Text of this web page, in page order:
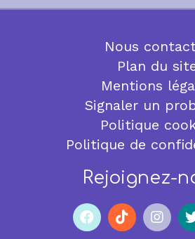
Nous
Plan du
Mentions
Signaler un
Politique
Politique de
Rejoignez-